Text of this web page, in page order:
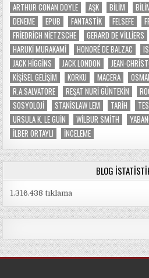
ARTHUR CONAN DOYLE
AŞK BILIM
DENEME
EPUB FANTASTIK FELSEFE
FRIEDRICH NIETZSCHE
GERARD DE VILLIERS
HARUKI MURAKAMI
HONORÉ DE BALZAC
JACK HIGGINS
JACK LONDON JEAN-
KIŞISEL GELIŞIM
KORKU MACERA
R.A.SALVATORE
REŞAT NURI GÜNTEKIN
SOSYOLOJI
STANISLAW LEM TARIH
URSULA K. LE GUIN
WILBUR SMITH
İLBER ORTAYLI
İNCELEME
BLOG
1.316.438 tıklama